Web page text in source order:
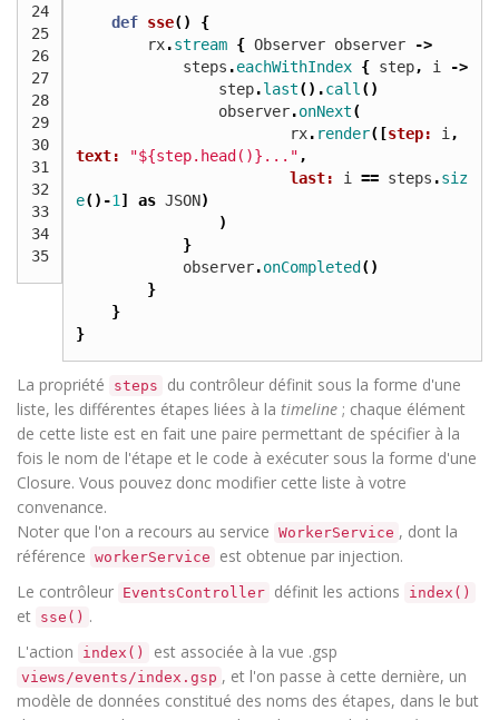
24
25
26
27
28
29
30
31
32
33
34
35
def sse()
{
rx.stream { Observer observer
->
steps .eachWithIndex { step, i
->
step.last().call ()
observer.onNext(
rx. render([step: i ,
text:
"${step.head()}..." ,
last:
i == steps .siz
e()-1 ] as JSON)
)
}
observer.onCompleted()
}
}
}
La propriété steps
du contrôleur définit sous la forme d'une
liste, les différentes étapes liées à la timeline ; chaque élément
de cette liste est en fait une paire permettant de spécifier à la
fois le nom de l'étape et le code à exécuter sous la forme d'une
Closure. Vous pouvez donc modifier cette liste à votre
convenance.
Noter que l'on a recours au service WorkerService , dont la
référence workerService
est obtenue par injection.
Le contrôleur EventsController définit les actions index()
et sse() .
L'action
index() est associée à la vue .gsp
views/events/index.gsp , et l'on passe à cette dernière, un
modèle de données constitué des noms des étapes, dans le but